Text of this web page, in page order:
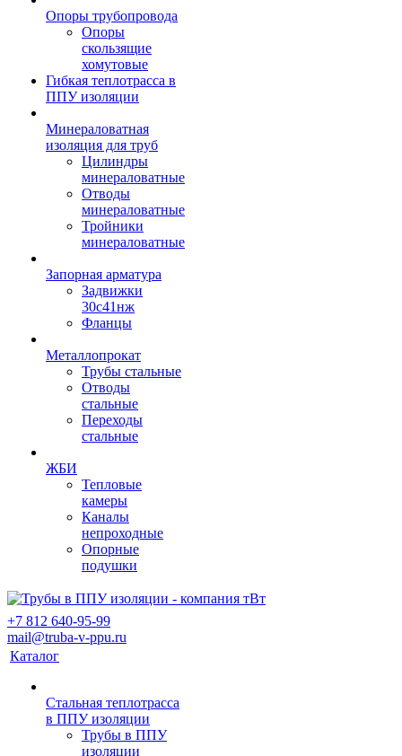
Опоры трубопровода
Опоры
скользящие
хомутовые
Гибкая теплотрасса в
ППУ изоляции
Минераловатная
изоляция для труб
Цилиндры
минераловатные
Отводы
минераловатные
Тройники
минераловатные
Запорная арматура
Задвижки
30с41нж
Фланцы
Металлопрокат
Трубы стальные
Отводы
стальные
Переходы
стальные
ЖБИ
Тепловые
камеры
Каналы
непроходные
Опорные
подушки
+7 812 640-95-99
mail@truba-v-ppu.ru
Каталог
Стальная теплотрасса
в ППУ изоляции
Трубы в ППУ
изоляции